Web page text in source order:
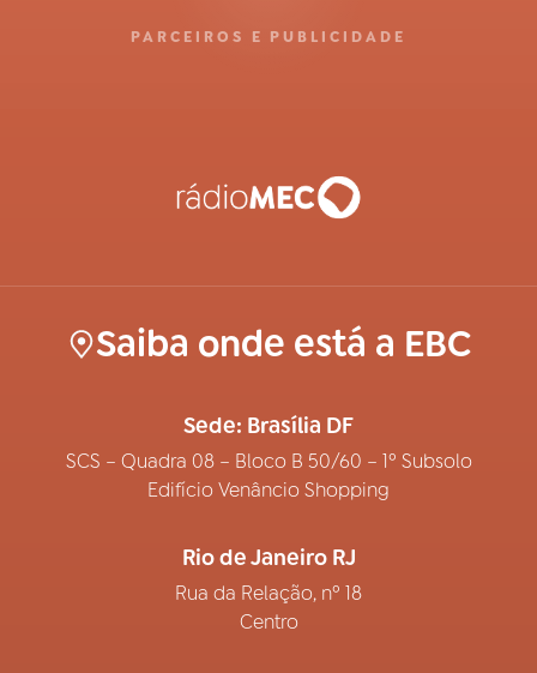
PARCEIROS E PUBLICIDADE
Saiba onde está a EBC
Sede: Brasília DF
SCS – Quadra 08 – Bloco B 50/60 – 1º Subsolo
Edifício Venâncio Shopping
Rio de Janeiro RJ
Rua da Relação, nº 18
Centro